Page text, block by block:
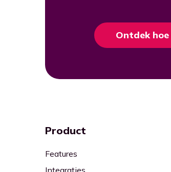
Ontdek
Product
Features
Integraties